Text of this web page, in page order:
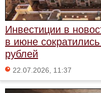
Инвестиции в
в июне
рублей
22.07.2026, 11:37